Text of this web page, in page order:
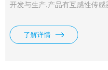
开发与生产,产品有互感性传
产品系列.SECATEC产品广泛
空系统,包装,光学及农业机械
感器，包括电感式传感器、电
磁性开关电梯、气瓶传感器
了解详情